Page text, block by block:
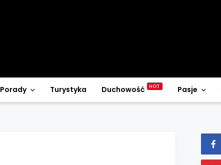
Porady Turystyka Duchowość Pasje